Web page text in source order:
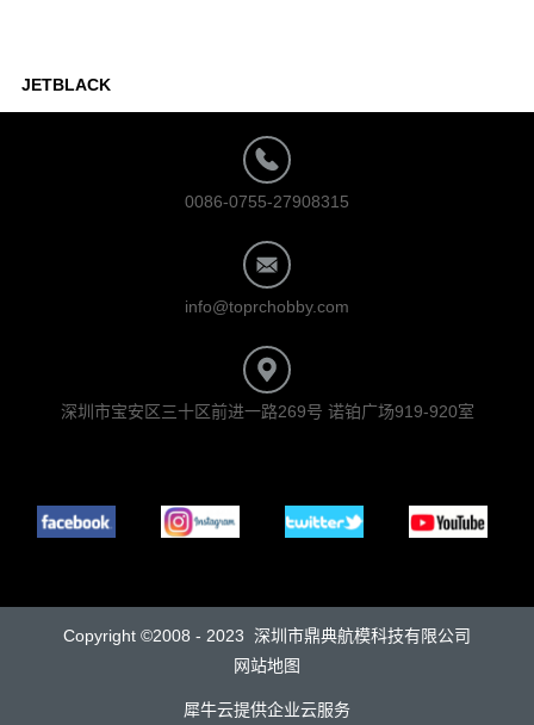
JETBLACK
0086-0755-27908315
info@toprchobby.com
深圳市宝安区三十区前进一路269号 诺铂广场919-920室
Copyright ©2008 - 2023 深圳市鼎典航模科技有限公司
网站地图
犀牛云提供企业云服务